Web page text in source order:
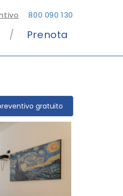
800 090 130
Prenota
gratuito